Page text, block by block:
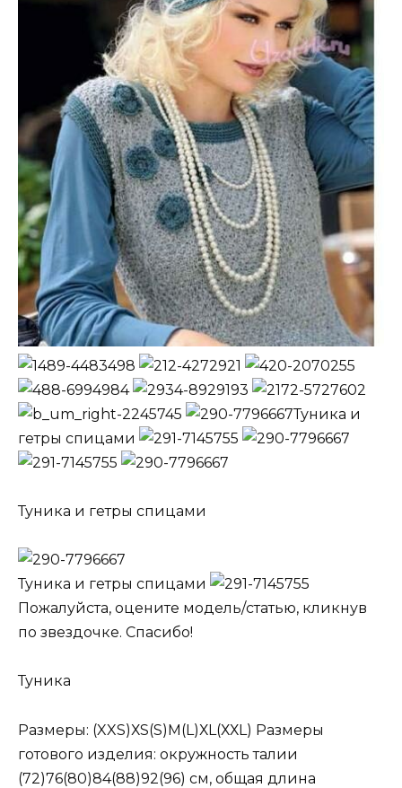
Туника и
гетры спицами
Туника и гетры спицами
Туника и гетры спицами
Пожалуйста, оцените модель/статью, кликнув
по звездочке. Спасибо!
Туника
Размеры: (XXS)ХS(S)М(L)ХL(ХХL) Размеры
готового изделия: окружность талии
(72)76(80)84(88)92(96) см, общая длина